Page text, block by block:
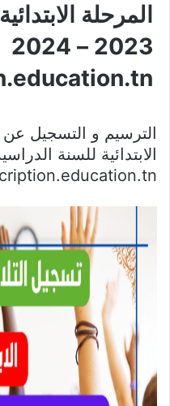
المرحلة
2023 – 2024
الترسيم و التسجيل عن